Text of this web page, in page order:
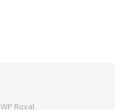
WP Royal.